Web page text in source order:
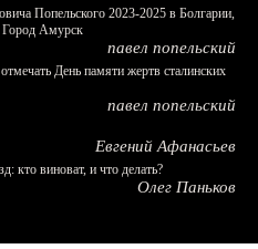
Попельского 2023-2025 в Болгарии,
Город Амурск
павел попельский
День памяти жертв сталинских
павел попельский
Евгений Афанасьев
кто виноват, и что делать?
Олег Паньков